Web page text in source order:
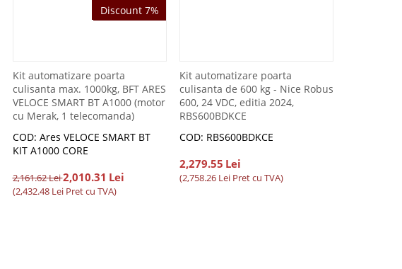
Discount 7%
Discount 7%
Kit automatizare poarta
culisanta max. 1000kg, BFT ARES
VELOCE SMART BT A1000 (motor
cu Merak, 1 telecomanda)
COD: Ares VELOCE SMART BT
KIT A1000 CORE
2,161.62Lei2,010.31 Lei
(2,432.48 Lei Pret cu TVA)
Kit automatizare poarta
culisanta de 600 kg - Nice Robus
600, 24 VDC, editia 2024,
RBS600BDKCE
COD: RBS600BDKCE
2,279.55 Lei
(2,758.26 Lei Pret cu TVA)